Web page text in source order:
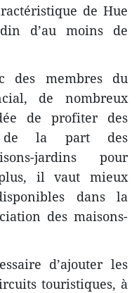
de Hue
d’au moins de
des membres du
de nombreux
de profiter des
de la part des
jardins pour
il vaut mieux
dans la
des maisons-
d’ajouter les
touristiques, à